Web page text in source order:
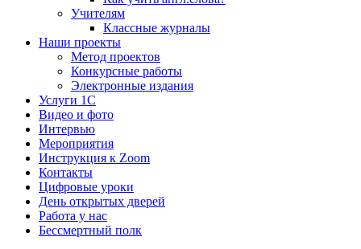
Учителям
Классные журналы
Наши проекты
Метод проектов
Конкурсные работы
Электронные издания
Услуги 1C
Видео и фото
Интервью
Мероприятия
Инструкция к Zoom
Контакты
Цифровые уроки
День открытых дверей
Работа у нас
Бессмертный полк